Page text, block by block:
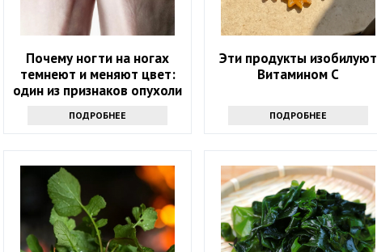
Почему ногти на ногах
темнеют и меняют цвет:
один из признаков опухоли
ПОДРОБНЕЕ
Эти продукты изобилуют
Витамином С
ПОДРОБНЕЕ